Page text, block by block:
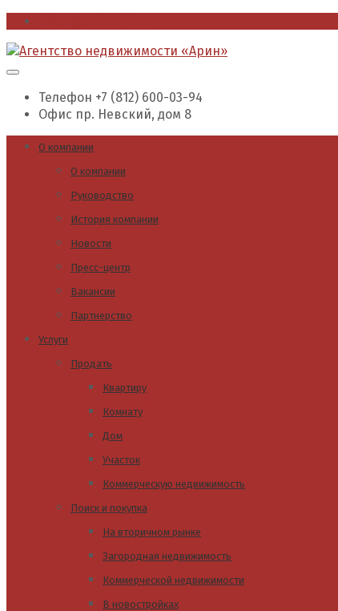
Телефон +7 (812) 600-03-94
Офис пр. Невский, дом 8
О компании
О компании
Руководство
История компании
Новости
Пресс-центр
Вакансии
Партнерство
Услуги
Продать
Квартиру
Комнату
Дом
Участок
Коммерческую недвижимость
Поиск и покупка
На вторичном рынке
Загородная недвижимость
Коммерческой недвижимости
В новостройках